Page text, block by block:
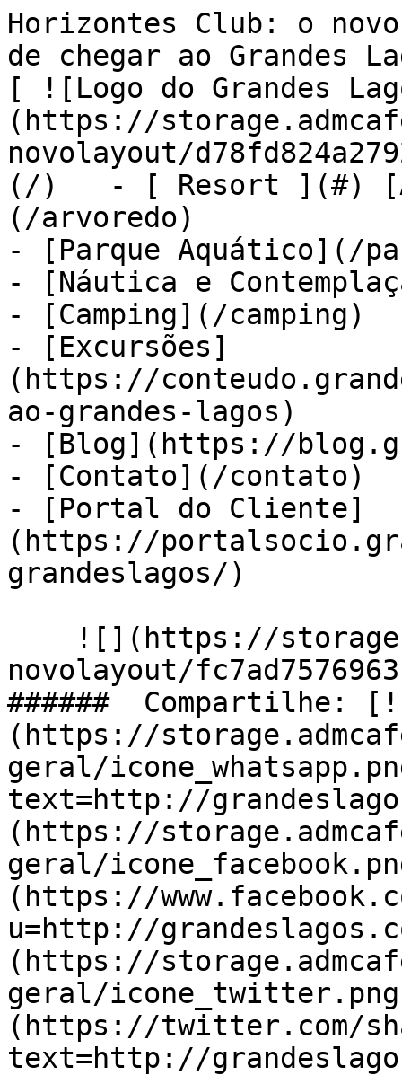
Horizontes Club: o
de chegar ao Grandes
[ ![Logo do Grandes
(https://
novolayout/
(/)   - [ Resort ](#)
(/arvoredo)
- [Parque Aquático](/
- [Náutica e
- [Camping](/camping)
- [Excursões]
(https://
ao-grandes-lagos)
- [Blog](https://
- [Contato](/contato)
- [Portal do Cliente]
(https://
grandeslagos/)
novolayout/
######  Compartilhe:
(https://
geral/
text=http://
(https://
geral/
(https://
u=http://
(https://
geral/
(https://twitter.com/
text=http://